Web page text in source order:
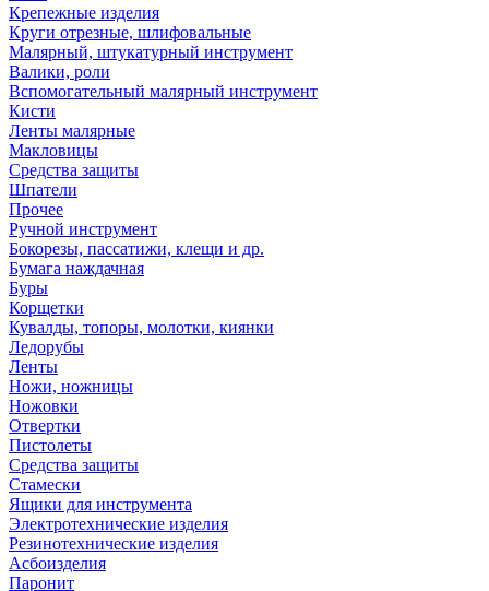
Крепежные изделия
Круги отрезные, шлифовальные
Малярный, штукатурный инструмент
Валики, роли
Вспомогательный малярный инструмент
Кисти
Ленты малярные
Макловицы
Средства защиты
Шпатели
Прочее
Ручной инструмент
Бокорезы, пассатижи, клещи и др.
Бумага наждачная
Буры
Корщетки
Кувалды, топоры, молотки, киянки
Ледорубы
Ленты
Ножи, ножницы
Ножовки
Отвертки
Пистолеты
Средства защиты
Стамески
Ящики для инструмента
Электротехнические изделия
Резинотехнические изделия
Асбоизделия
Паронит